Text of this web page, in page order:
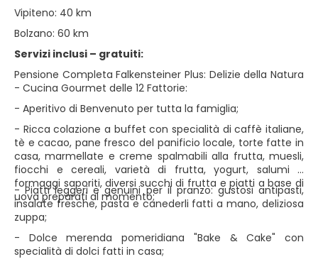
Vipiteno: 40 km
Bolzano: 60 km
Servizi inclusi – gratuiti:
Pensione Completa Falkensteiner Plus: Delizie della Natura
- Cucina Gourmet delle 12 Fattorie:
- Aperitivo di Benvenuto per tutta la famiglia;
- Ricca colazione a buffet con specialità di caffè italiane,
tè e cacao, pane fresco del panificio locale, torte fatte in
casa, marmellate e creme spalmabili alla frutta, muesli,
fiocchi e cereali, varietà di frutta, yogurt, salumi e
formaggi saporiti, diversi succhi di frutta e piatti a base di
uova preparati al momento;
- Piatti leggeri e genuini per il pranzo: gustosi antipasti,
insalate fresche, pasta e canederli fatti a mano, deliziosa
zuppa;
- Dolce merenda pomeridiana "Bake & Cake" con
specialità di dolci fatti in casa;